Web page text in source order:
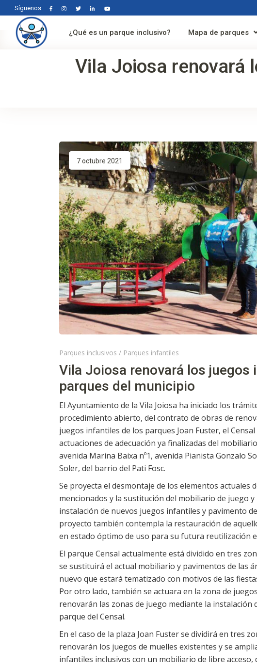
Síguenos
¿Qué es un parque inclusivo? Mapa de parques
Vila Joiosa renovará
7 octubre 2021
Parques inclusivos / Parques infantiles
Vila Joiosa renovará los juegos
parques del municipio
El Ayuntamiento de la Vila Joiosa ha iniciado los
procedimiento abierto, del contrato de obras de
juegos infantiles de los parques Joan Fuster, el
actuaciones de adecuación ya finalizadas del
avenida Marina Baixa nº1, avenida Pianista Gonzalo
Soler, del barrio del Pati Fosc.
Se proyecta el desmontaje de los elementos actuales
mencionados y la sustitución del mobiliario de juego
instalación de nuevos juegos infantiles y pavimento
proyecto también contempla la restauración de
en estado óptimo de uso para su futura reutilización
El parque Censal actualmente está dividido en tres
se sustituirá el actual mobiliario y pavimentos de las
nuevo que estará tematizado con motivos de las
Por otro lado, también se actuara en la zona de
renovarán las zonas de juego mediante la instalación
parque del Censal.
En el caso de la plaza Joan Fuster se dividirá en tres
renovarán los juegos de muelles existentes y se
infantiles inclusivos con un mobiliario de libre